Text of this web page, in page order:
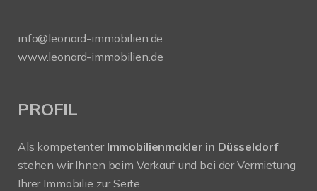
info@leonard-immobilien.de
www.leonard-immobilien.de
PROFIL
Als kompetenter Immobilienmakler in Düsseldorf
stehen wir Ihnen beim Verkauf und bei der Vermietung
Ihrer Immobilie zur Seite.